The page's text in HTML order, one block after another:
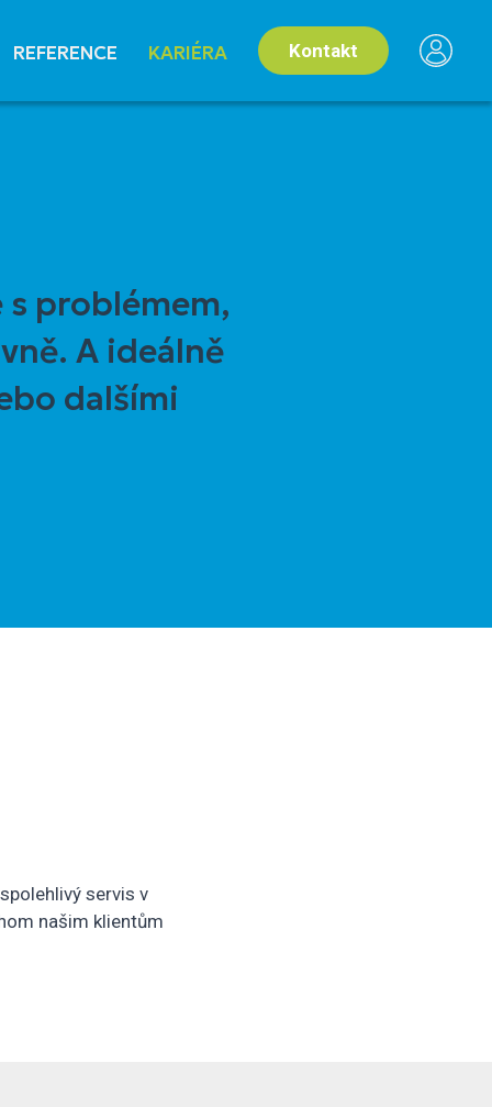
REFERENCE KARIÉRA Kontakt
s problémem,
A ideálně
dalšími
servis v
našim klientům